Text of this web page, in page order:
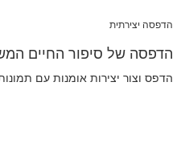
הדפסה יצירתית
הדפסה של סיפור החיים
הדפס וצור יצירות אומנות עם